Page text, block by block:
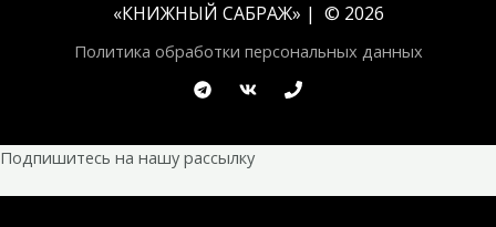
«КНИЖНЫЙ САБРАЖ» | © 2026
Политика обработки персональных данных
Подпишитесь на нашу рассылку